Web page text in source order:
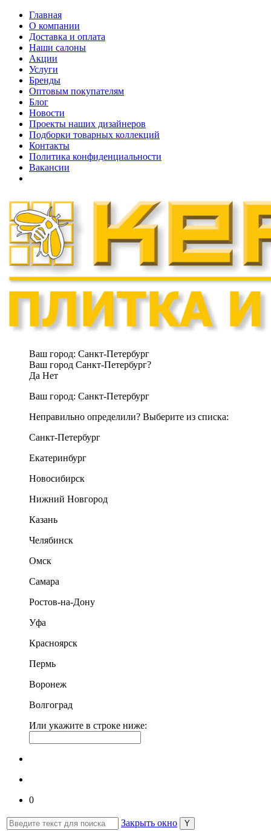
Главная
О компании
Доставка и оплата
Наши cалоны
Акции
Услуги
Бренды
Оптовым покупателям
Блог
Новости
Проекты наших дизайнеров
Подборки товарных коллекций
Контакты
Политика конфиденциальности
Вакансии
Ваш город: Санкт-Петербург
Ваш город Санкт-Петербург?
Да Нет
Ваш город: Санкт-Петербург
Неправильно определили? Выберите из списка:
Санкт-Петербург
Екатеринбург
Новосибирск
Нижний Новгород
Казань
Челябинск
Омск
Самара
Ростов-на-Дону
Уфа
Красноярск
Пермь
Воронеж
Волгоград
Или укажите в строке ниже:
0
Закрыть окно